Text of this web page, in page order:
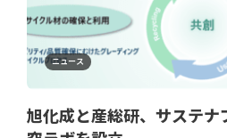
ニュース
旭化成と産総研、サステナ